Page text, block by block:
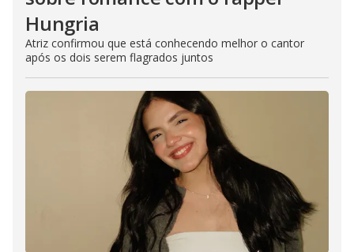
Hungria
Atriz confirmou que está conhecendo melhor o cantor
após os dois serem flagrados juntos